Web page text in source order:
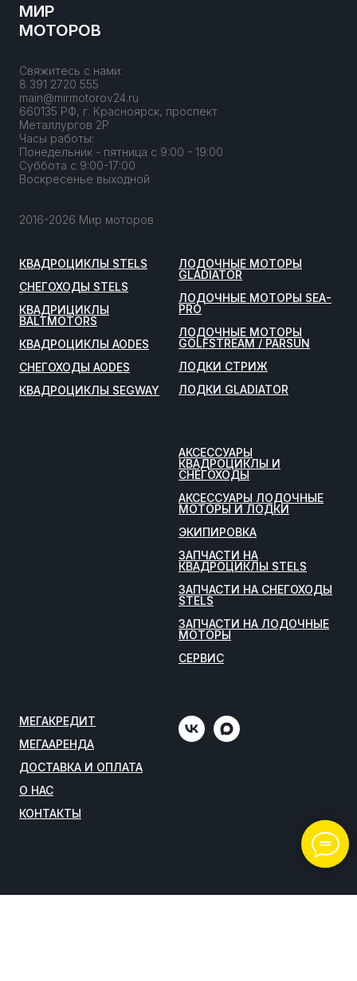
МИР
МОТОРОВ
Свяжитесь с нами:
8 391 2720 555
main@mirmotorov24.ru
660135 РФ, г. Красноярск, проспект
Металлургов 2Р
Часы работы:
Понедельник - пятница с 9:00 - 19:00
Суббота с 9:00-17:00
Воскресенье выходной
2016-2026 Мир моторов
КВАДРОЦИКЛЫ STELS
СНЕГОХОДЫ STELS
КВАДРИЦИКЛЫ
BALTMOTORS
КВАДРОЦИКЛЫ AODES
СНЕГОХОДЫ AODES
КВАДРОЦИКЛЫ SEGWAY
ЛОДОЧНЫЕ МОТОРЫ
GLADIATOR
ЛОДОЧНЫЕ МОТОРЫ SEA-
PRO
ЛОДОЧНЫЕ МОТОРЫ
GOLFSTREAM / PARSUN
ЛОДКИ СТРИЖ
ЛОДКИ GLADIATOR
АКСЕССУАРЫ
КВАДРОЦИКЛЫ И
СНЕГОХОДЫ
АКСЕССУАРЫ ЛОДОЧНЫЕ
МОТОРЫ И ЛОДКИ
ЭКИПИРОВКА
ЗАПЧАСТИ НА
КВАДРОЦИКЛЫ STELS
ЗАПЧАСТИ НА СНЕГОХОДЫ
STELS
ЗАПЧАСТИ НА ЛОДОЧНЫЕ
МОТОРЫ
СЕРВИС
МЕГАКРЕДИТ
МЕГААРЕНДА
ДОСТАВКА И ОПЛАТА
О НАС
КОНТАКТЫ